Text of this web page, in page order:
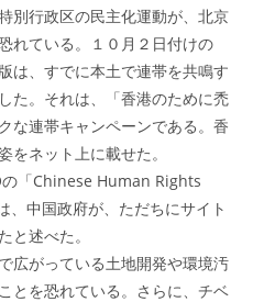
別行政区の民主化運動が、北京
れている。１０月２日付けの
は、すでに本土で連帯を共鳴す
た。それは、「香港のために禿
な連帯キャンペーンである。香
をネット上に載せた。
「Chinese Human Rights
中国政府が、ただちにサイト
と述べた。
広がっている土地開発や環境汚
とを恐れている。さらに、チベ